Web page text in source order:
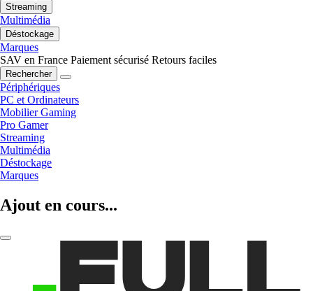
Streaming
Multimédia
Déstockage
Marques
SAV en France Paiement sécurisé Retours faciles
Rechercher
Périphériques
PC et Ordinateurs
Mobilier Gaming
Pro Gamer
Streaming
Multimédia
Déstockage
Marques
Ajout en cours...